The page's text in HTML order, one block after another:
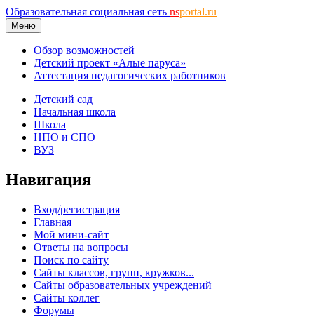
Образовательная социальная сеть nsportal.ru
Меню
Обзор возможностей
Детский проект «Алые паруса»
Аттестация педагогических работников
Детский сад
Начальная школа
Школа
НПО и СПО
ВУЗ
Навигация
Вход/регистрация
Главная
Мой мини-сайт
Ответы на вопросы
Поиск по сайту
Сайты классов, групп, кружков...
Сайты образовательных учреждений
Сайты коллег
Форумы